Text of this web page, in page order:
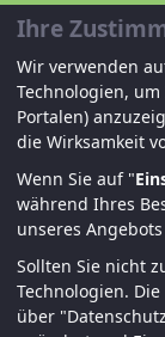
Unterstützen
Mitglied
Spenden
Ihre
Wir verwenden
Technologien,
Portalen)
die Wirksamkeit
Wenn Sie auf "
während Ihres
unseres
Sollten Sie nicht
Technologien.
über